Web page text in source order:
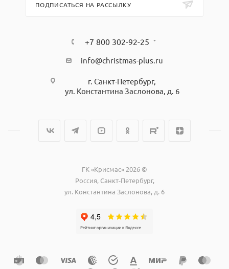
ПОДПИСАТЬСЯ НА РАССЫЛКУ
+7 800 302-92-25
info@christmas-plus.ru
г. Санкт-Петербург,
ул. Константина Заслонова, д. 6
ГК «Крисмас» 2026 ©
Россия, Санкт-Петербург,
ул. Константина Заслонова, д. 6